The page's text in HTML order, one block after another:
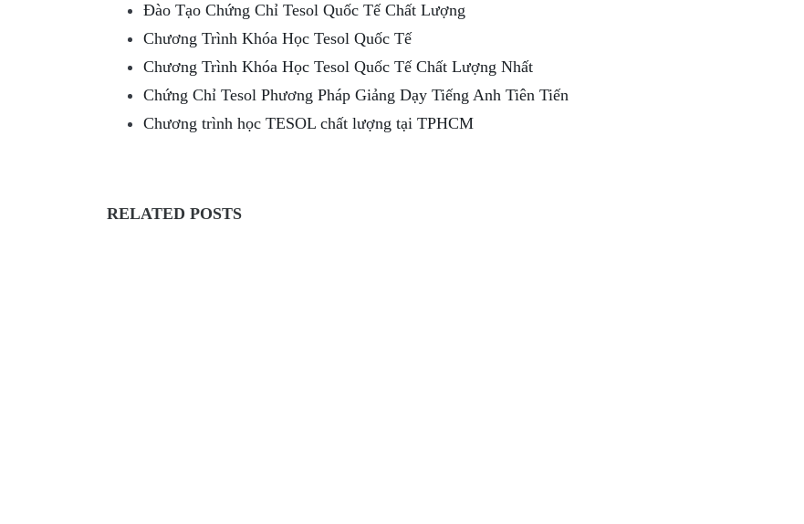
Đào Tạo Chứng Chỉ Tesol Quốc Tế Chất Lượng
Chương Trình Khóa Học Tesol Quốc Tế
Chương Trình Khóa Học Tesol Quốc Tế Chất Lượng Nhất
Chứng Chỉ Tesol Phương Pháp Giảng Dạy Tiếng Anh Tiên Tiến
Chương trình học TESOL chất lượng tại TPHCM
RELATED POSTS